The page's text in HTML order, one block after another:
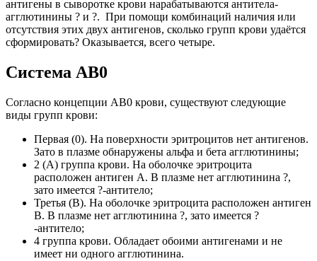
антигены в сыворотке крови нарабатываются антитела-
агглютинины ? и ?. При помощи комбинаций наличия или
отсутствия этих двух антигенов, сколько групп крови удаётся
сформировать? Оказывается, всего четыре.
Система АВ0
Согласно концепции АВ0 крови, существуют следующие
виды групп крови:
Первая (0). На поверхности эритроцитов нет антигенов.
Зато в плазме обнаружены альфа и бета агглютинины;
2 (А) группа крови. На оболочке эритроцита
расположен антиген А. В плазме нет агглютинина ?,
зато имеется ?-антитело;
Третья (В). На оболочке эритроцита расположен антиген
В. В плазме нет агглютинина ?, зато имеется ?
-антитело;
4 группа крови. Обладает обоими антигенами и не
имеет ни одного агглютинина.